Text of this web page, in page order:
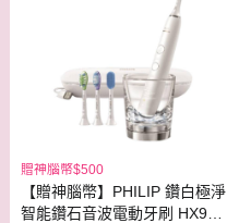
贈神腦幣$500
【贈神腦幣】PHILIP 鑽白極淨
智能鑽石音波電動牙刷 HX992